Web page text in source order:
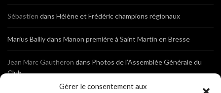
Gérer le consentement aux
Sébastien dans Hélène et Frédéric champions régionaux
Marius Baillydans Manon première à Saint Martin en Bresse
Jean Marc Gautheron dans Photos de l’Assemblée Générale du
Club